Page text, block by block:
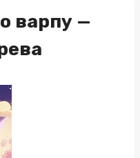
варпу —